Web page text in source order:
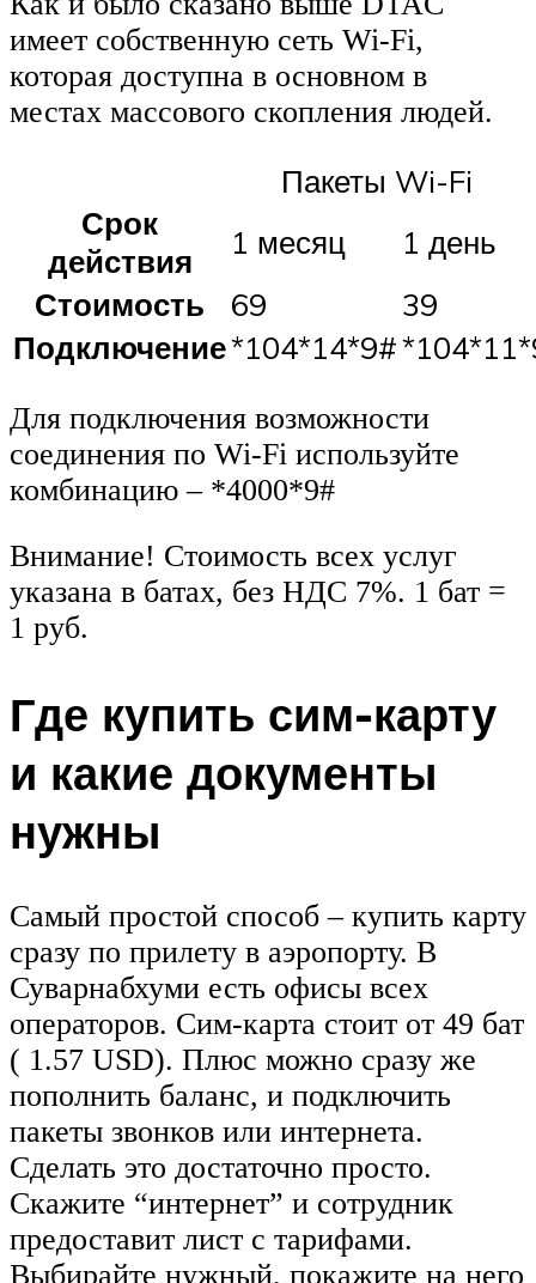
имеет собственную сеть Wi-Fi,
которая доступна в основном в
местах массового скопления людей.
Пакеты Wi-Fi
Срок
действия
1 месяц
1 день
Стоимость
69
39
Подключение*104*14*9#
Для подключения возможности
соединения по Wi-Fi используйте
комбинацию – *4000*9#
Внимание! Стоимость всех услуг
указана в батах, без НДС 7%. 1 бат =
1 руб.
Где купить сим-карту
и какие документы
нужны
Самый простой способ – купить карту
сразу по прилету в аэропорту. В
Суварнабхуми есть офисы всех
операторов. Сим-карта стоит от 49 бат
( 1.57 USD). Плюс можно сразу же
пополнить баланс, и подключить
пакеты звонков или интернета.
Сделать это достаточно просто.
Скажите “интернет” и сотрудник
предоставит лист с тарифами.
Выбирайте нужный, покажите на него